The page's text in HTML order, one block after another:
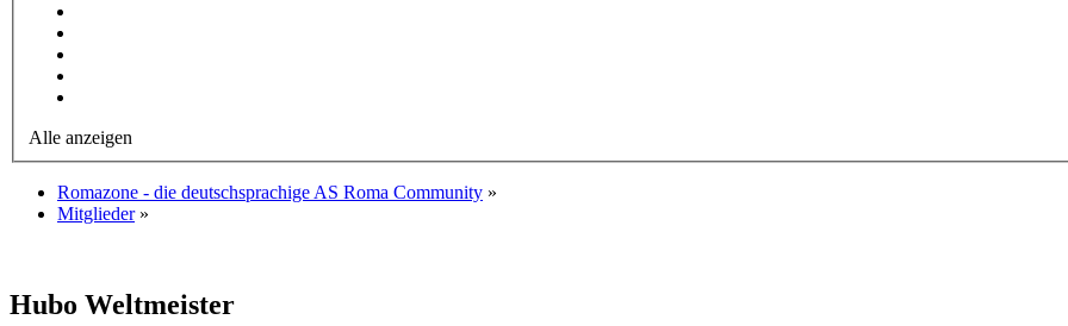
Alle anzeigen
Romazone - die deutschsprachige AS Roma Community »
Mitglieder »
Hubo Weltmeister